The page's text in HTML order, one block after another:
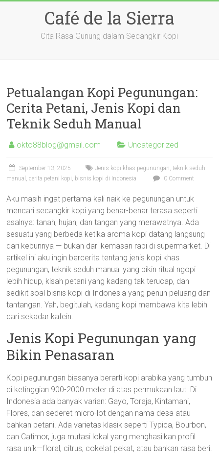
Café de la Sierra
Cita Rasa Gunung dalam Secangkir Kopi
Petualangan Kopi Pegunungan:
Cerita Petani, Jenis Kopi dan
Teknik Seduh Manual
okto88blog@gmail.com Uncategorized
September 13, 2025
Jenis kopi khas pegunungan, teknik seduh
manual, cerita petani kopi, bisnis kopi di Indonesia
0 Comment
Aku masih ingat pertama kali naik ke pegunungan untuk
mencari secangkir kopi yang benar-benar terasa seperti
asalnya: tanah, hujan, dan tangan yang merawatnya. Ada
sesuatu yang berbeda ketika aroma kopi datang langsung
dari kebunnya — bukan dari kemasan rapi di supermarket. Di
artikel ini aku ingin bercerita tentang jenis kopi khas
pegunungan, teknik seduh manual yang bikin ritual ngopi
lebih hidup, kisah petani yang kadang tak terucap, dan
sedikit soal bisnis kopi di Indonesia yang penuh peluang dan
tantangan. Yah, begitulah, kadang kopi membawa kita lebih
dari sekadar kafein.
Jenis Kopi Pegunungan yang
Bikin Penasaran
Kopi pegunungan biasanya berarti kopi arabika yang tumbuh
di ketinggian 900-2000 meter di atas permukaan laut. Di
Indonesia ada banyak varian: Gayo, Toraja, Kintamani,
Flores, dan sederet micro-lot dengan nama desa atau
bahkan petani. Ada varietas klasik seperti Typica, Bourbon,
dan Catimor, juga mutasi lokal yang menghasilkan profil
rasa unik—floral, citrus, cokelat pekat, atau bahkan rasa beri.